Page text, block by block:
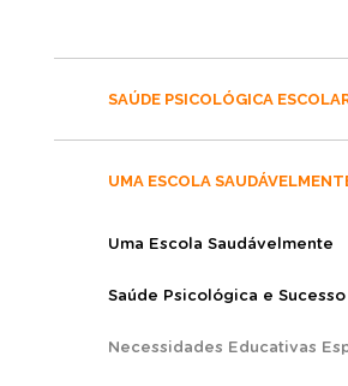
SAÚDE PSICOLÓGICA
UMA ESCOLA
Uma Escola Saudávelmente
Saúde Psicológica e
Necessidades Educativas